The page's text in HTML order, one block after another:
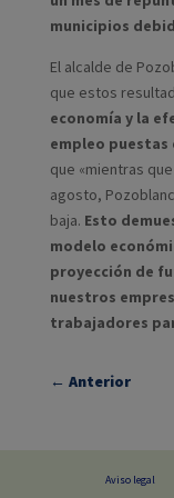
municipios
El alcalde de
que estos
economía y la
empleo puestas
que «mientras
agosto,
baja. Esto
modelo
proyección de
nuestros
trabajadores
← Anterior
Aviso legal